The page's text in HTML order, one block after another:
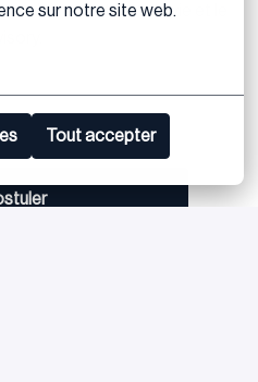
sur notre site web.
Tout accepter
pleinement dans la vie et le